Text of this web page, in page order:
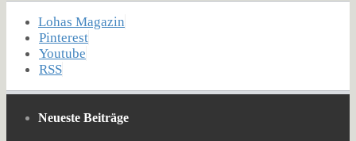
Lohas Magazin
Pinterest
Youtube
RSS
Neueste Beiträge